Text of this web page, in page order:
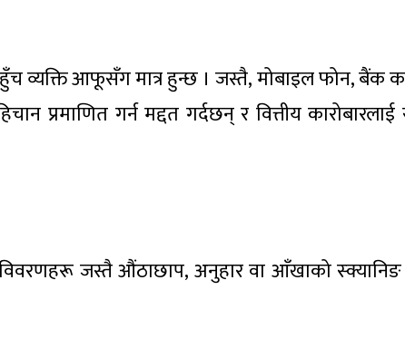
व्यक्ति आफूसँग मात्र हुन्छ । जस्तै, मोबाइल फोन, बैंक
प्रमाणित गर्न मद्दत गर्दछन् र वित्तीय कारोबारलाई
विवरणहरू जस्तै औंठाछाप, अनुहार वा आँखाको